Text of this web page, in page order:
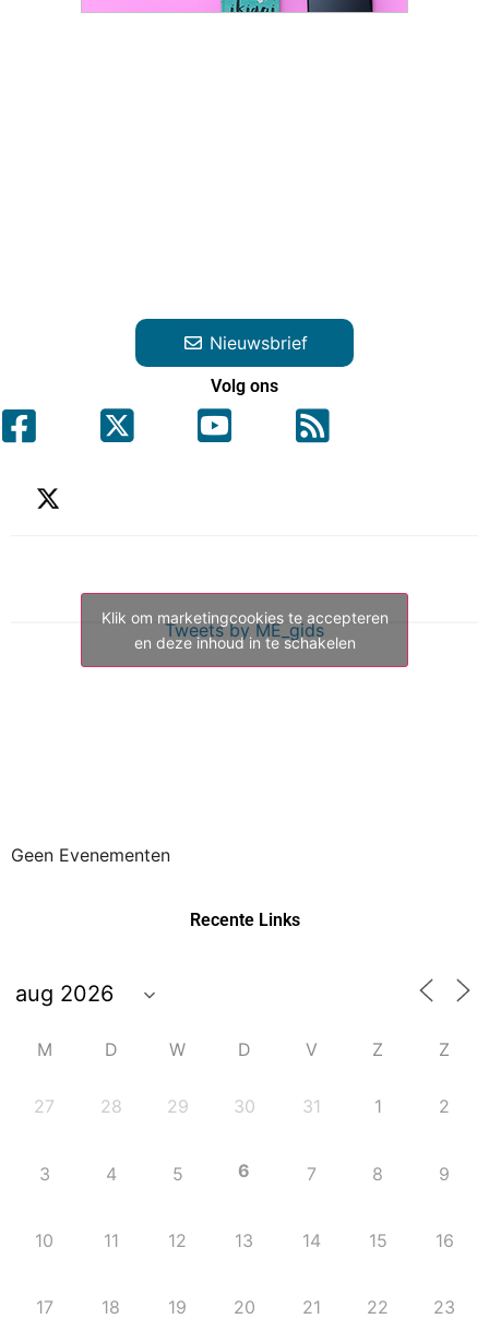
Nieuwsbrief
Volg ons
Tweets by ME_gids
Klik om marketingcookies te accepteren
en deze inhoud in te schakelen
Geen Evenementen
Recente Links
M D W D V Z Z
27 28 29 30 31 1 2
3 4 5 6 7 8 9
10 11 12 13 14 15 16
17 18 19 20 21 22 23